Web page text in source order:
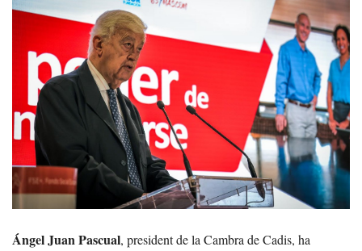
Ángel Juan Pascual, president de la Cambra de Cadis, ha